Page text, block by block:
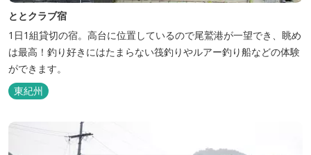
ととクラブ宿
1日1組貸切の宿。高台に位置しているので尾鷲港が一望でき、眺め
は最高！釣り好きにはたまらない筏釣りやルアー釣り船などの体験
ができます。
東紀州